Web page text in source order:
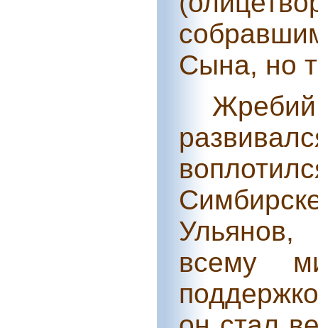
Сына, но
всему